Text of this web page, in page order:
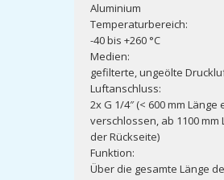
Aluminium
Temperaturbereich:
-40 bis +260 °C
Medien:
gefilterte, ungeölte
Luftanschluss:
2x G 1/4″ (< 600 mm
verschlossen, ab 1100
der Rückseite)
Funktion:
Über die gesamte Länge